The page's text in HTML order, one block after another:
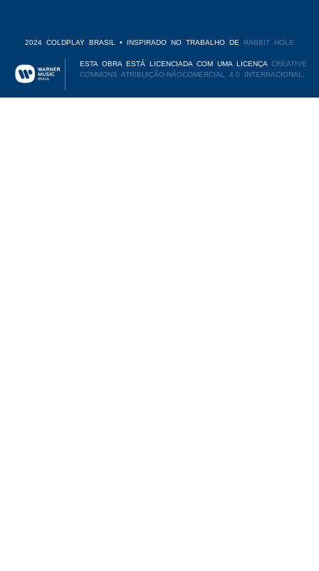
2024 COLDPLAY BRASIL • INSPIRADO NO TRABALHO DE RABBIT HOLE
ESTA OBRA ESTÁ LICENCIADA COM UMA LICENÇACREATIVE
COMMONS ATRIBUIÇÃO-NÃOCOMERCIAL 4.0 INTERNACIONAL.